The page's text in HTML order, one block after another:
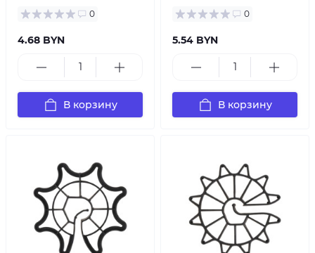
0
4.68 BYN
В корзину
0
5.54 BYN
В корзину